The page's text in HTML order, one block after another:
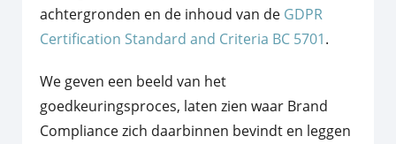
achtergronden en de inhoud van de GDPR
Certification Standard and Criteria BC 5701.
We geven een beeld van het
goedkeuringsproces, laten zien waar Brand
Compliance zich daarbinnen bevindt en leggen